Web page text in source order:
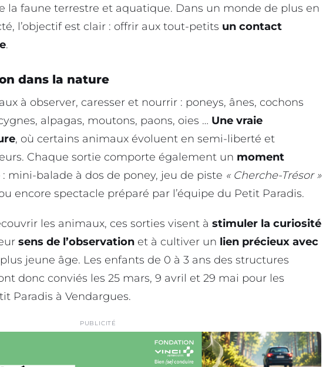
la faune terrestre et aquatique. Dans un monde de plus en
l’objectif est clair : offrir aux tout-petits un contact
.
dans la nature
à observer, caresser et nourrir : poneys, ânes, cochons
alpagas, moutons, paons, oies … Une vraie
, où certains animaux évoluent en semi-liberté et
Chaque sortie comporte également un moment
: mini-balade à dos de poney, jeu de piste « Cherche-Trésor »
encore spectacle préparé par l’équipe du Petit Paradis.
les animaux, ces sorties visent à stimuler la curiosité
sens de l’observation et à cultiver un lien précieux avec
jeune âge. Les enfants de 0 à 3 ans des structures
donc conviés les 25 mars, 9 avril et 29 mai pour les
Paradis à Vendargues.
PUBLICITÉ